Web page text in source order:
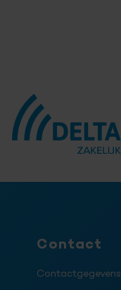
Contact
Contactgegevens